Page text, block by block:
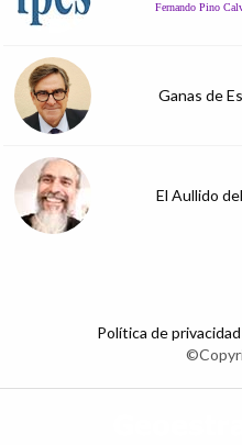
Fernando Pino
Ganas de
El Aullido
Política de